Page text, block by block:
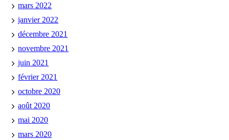
mars 2022
janvier 2022
décembre 2021
novembre 2021
juin 2021
février 2021
octobre 2020
août 2020
mai 2020
mars 2020